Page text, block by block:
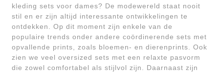
kleding sets voor dames? De modewereld staat nooit
stil en er zijn altijd interessante ontwikkelingen te
ontdekken. Op dit moment zijn enkele van de
populaire trends onder andere coördinerende sets met
opvallende prints, zoals bloemen- en dierenprints. Ook
zien we veel oversized sets met een relaxte pasvorm
die zowel comfortabel als stijlvol zijn. Daarnaast zijn